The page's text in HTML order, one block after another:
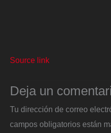
Source link
Deja un
Tu dirección de correo
campos obligatorios están